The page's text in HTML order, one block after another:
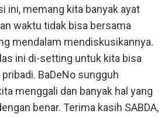
ini, memang kita banyak ayat
waktu tidak bisa bersama
mendalam mendiskusikannya.
ini di-setting untuk kita bisa
BaDeNo sungguh
menggali dan banyak hal yang
benar. Terima kasih SABDA,